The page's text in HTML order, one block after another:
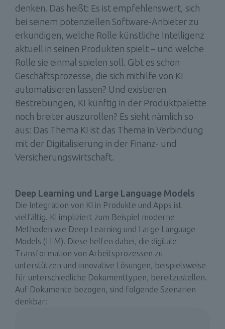
denken. Das heißt: Es ist empfehlenswert, sich
bei seinem potenziellen Software-Anbieter zu
erkundigen, welche Rolle künstliche Intelligenz
aktuell in seinen Produkten spielt – und welche
Rolle sie einmal spielen soll. Gibt es schon
Geschäftsprozesse, die sich mithilfe von KI
automatisieren lassen? Und existieren
Bestrebungen, KI künftig in der Produktpalette
noch breiter auszurollen? Es sieht nämlich so
aus: Das Thema KI ist das Thema in Verbindung
mit der Digitalisierung in der Finanz- und
Versicherungswirtschaft.
Deep Learning und Large Language Models
Die Integration von KI in Produkte und Apps ist
vielfältig. KI impliziert zum Beispiel moderne
Methoden wie Deep Learning und Large Language
Models (LLM). Diese helfen dabei, die digitale
Transformation von Arbeitsprozessen zu
unterstützen und innovative Lösungen, beispielsweise
für unterschiedliche Dokumenttypen, bereitzustellen.
Auf Dokumente bezogen, sind folgende Szenarien
denkbar: